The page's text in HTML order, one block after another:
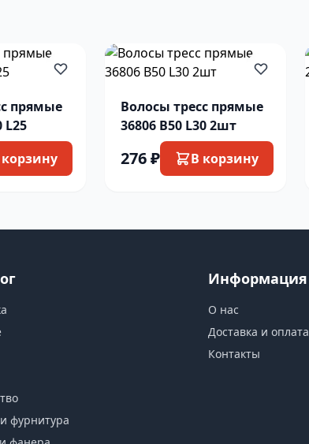
прямые
L25
Волосы тресс прямые
36806 B50 L30 2шт
276 ₽ В корзину
фурнитура
Информация
О нас
Доставка и оплата
Контакты